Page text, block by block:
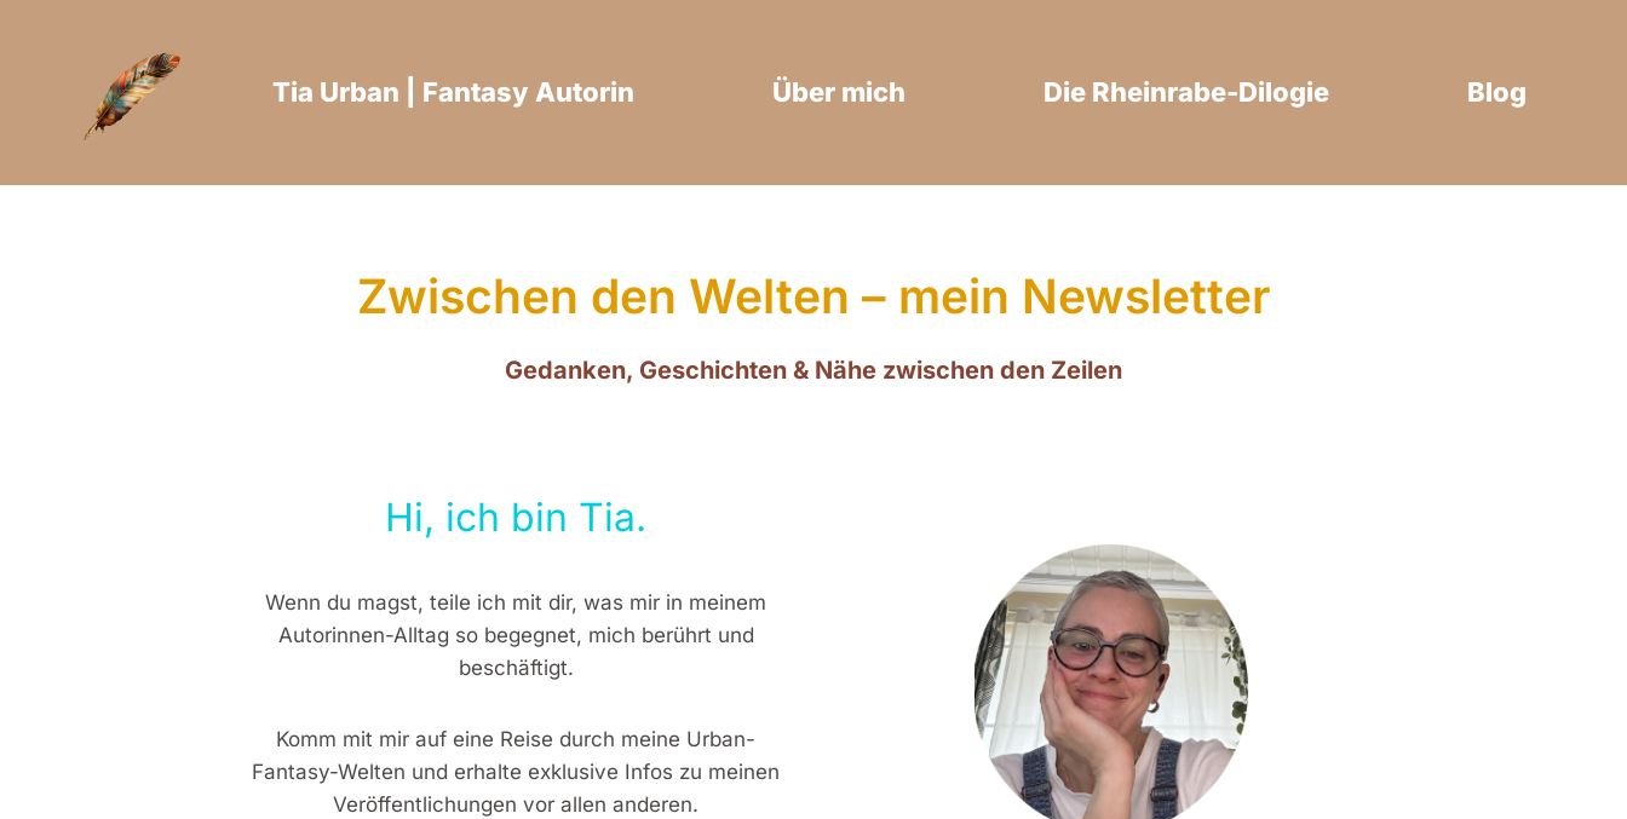
Tia Urban | Fantasy Autorin Über mich Die Rheinrabe-Dilogie Blog
Zwischen den Welten – mein Newsletter
Gedanken, Geschichten & Nähe zwischen den Zeilen
Hi, ich bin Tia.
Wenn du magst, teile ich mit dir, was mir in meinem
Autorinnen-Alltag so begegnet, mich berührt und
beschäftigt.
Komm mit mir auf eine Reise durch meine Urban-
Fantasy-Welten und erhalte exklusive Infos zu meinen
Veröffentlichungen vor allen anderen.